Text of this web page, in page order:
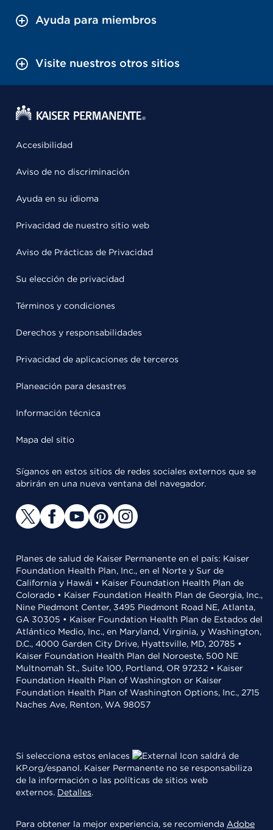
Ayuda para miembros
Visite nuestros otros sitios
Accesibilidad
Aviso de no discriminación
Ayuda en su idioma
Privacidad de nuestro sitio web
Aviso de Prácticas de Privacidad
Su elección de privacidad
Términos y condiciones
Derechos y responsabilidades
Privacidad de aplicaciones de terceros
Planeación para desastres
Información técnica
Mapa del sitio
Síganos en estos sitios de redes sociales externos que se
abrirán en una nueva ventana del navegador.
Planes de salud de Kaiser Permanente en el país: Kaiser
Foundation Health Plan, Inc., en el Norte y Sur de
California y Hawái • Kaiser Foundation Health Plan de
Colorado • Kaiser Foundation Health Plan de Georgia, Inc.,
Nine Piedmont Center, 3495 Piedmont Road NE, Atlanta,
GA 30305 • Kaiser Foundation Health Plan de Estados del
Atlántico Medio, Inc., en Maryland, Virginia, y Washington,
D.C., 4000 Garden City Drive, Hyattsville, MD, 20785 •
Kaiser Foundation Health Plan del Noroeste, 500 NE
Multnomah St., Suite 100, Portland, OR 97232 • Kaiser
Foundation Health Plan of Washington or Kaiser
Foundation Health Plan of Washington Options, Inc., 2715
Naches Ave, Renton, WA 98057
Si selecciona estos enlaces
saldrá de
KP.org/espanol. Kaiser Permanente no se responsabiliza
de la información o las políticas de sitios web
externos. Detalles.
Para obtener la mejor experiencia, se recomienda Adobe